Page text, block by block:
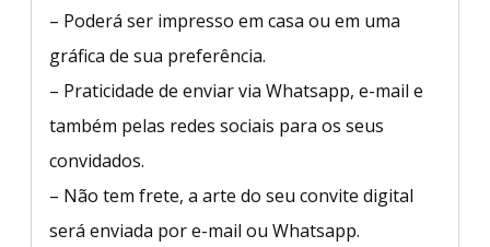
– Poderá ser impresso em casa ou em uma
gráfica de sua preferência.
– Praticidade de enviar via Whatsapp, e-mail e
também pelas redes sociais para os seus
convidados.
– Não tem frete, a arte do seu convite digital
será enviada por e-mail ou Whatsapp.